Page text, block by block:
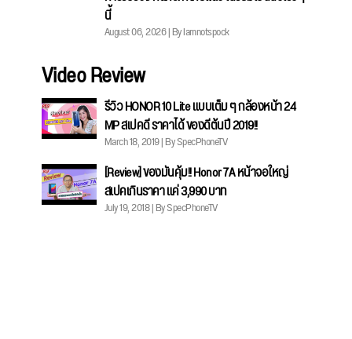
นี้
August 06, 2026 | By Iamnotspock
Video Review
รีวิว HONOR 10 Lite แบบเต็ม ๆ กล้องหน้า 24
MP สเปคดี ราคาได้ ของดีต้นปี 2019!!
March 18, 2019 | By SpecPhoneTV
[Review] ของมันคุ้ม!! Honor 7A หน้าจอใหญ่
สเปคเกินราคา แค่ 3,990 บาท
July 19, 2018 | By SpecPhoneTV